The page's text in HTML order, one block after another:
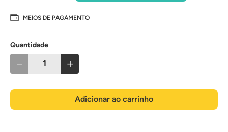
MEIOS DE PAGAMENTO
Quantidade
＋
－
Adicionar ao carrinho